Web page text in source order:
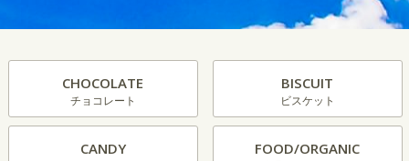
CHOCOLATE
チョコレート
BISCUIT
ビスケット
CANDY FOOD/ORGANIC